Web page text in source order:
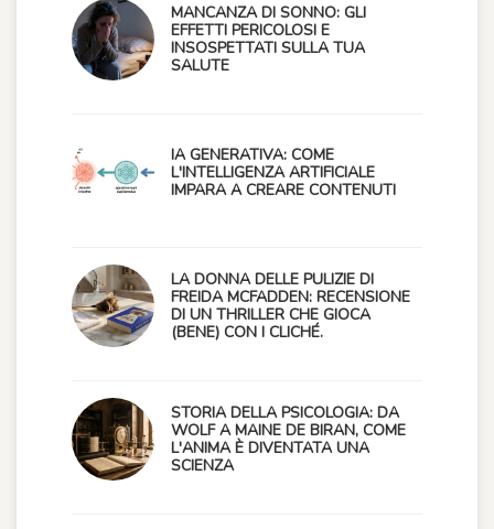
MANCANZA DI SONNO: GLI
EFFETTI PERICOLOSI E
INSOSPETTATI SULLA TUA
SALUTE
IA GENERATIVA: COME
L'INTELLIGENZA ARTIFICIALE
IMPARA A CREARE CONTENUTI
LA DONNA DELLE PULIZIE DI
FREIDA MCFADDEN: RECENSIONE
DI UN THRILLER CHE GIOCA
(BENE) CON I CLICHÉ.
STORIA DELLA PSICOLOGIA: DA
WOLF A MAINE DE BIRAN, COME
L'ANIMA È DIVENTATA UNA
SCIENZA